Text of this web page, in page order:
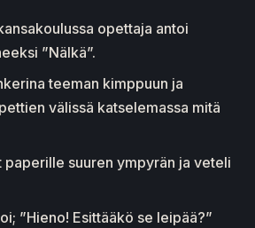
opettaja antoi
”Nälkä”.
teeman kimppuun ja
välissä katselemassa mitä
suuren ympyrän ja veteli
”Hieno! Esittääkö se leipää?”